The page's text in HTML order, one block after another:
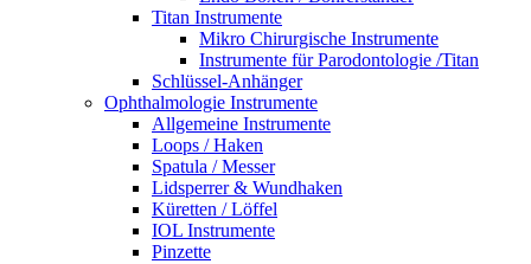
Titan Instrumente
Mikro Chirurgische Instrumente
Instrumente für Parodontologie /Titan
Schlüssel-Anhänger
Ophthalmologie Instrumente
Allgemeine Instrumente
Loops / Haken
Spatula / Messer
Lidsperrer & Wundhaken
Küretten / Löffel
IOL Instrumente
Pinzette